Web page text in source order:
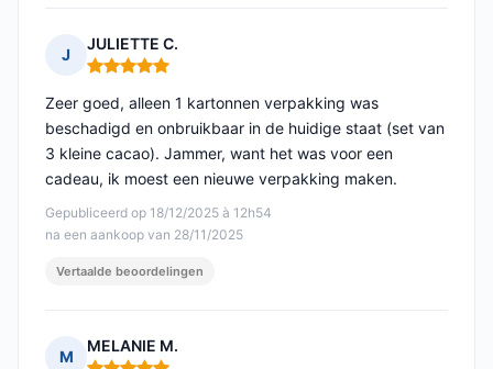
J
JULIETTE C.
Opmerking: 5 van 5
Gepubliceerd op 18/12/2025 à 12h54
na een aankoop van 28/11/2025
Zeer goed, alleen 1 kartonnen verpakking was
beschadigd en onbruikbaar in de huidige staat (set van
3 kleine cacao). Jammer, want het was voor een
cadeau, ik moest een nieuwe verpakking maken.
Vertaalde beoordelingen
M
MELANIE M.